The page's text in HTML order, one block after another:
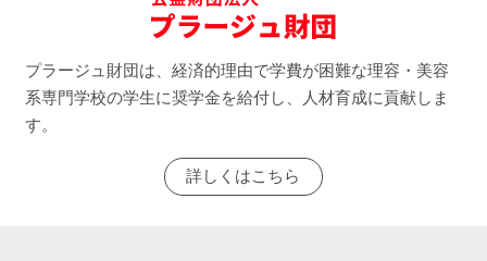
プラージュ財団は、経済的理由で学費が困難な理容・美容
系専門学校の学生に奨学金を給付し、人材育成に貢献しま
す。
詳しくはこちら